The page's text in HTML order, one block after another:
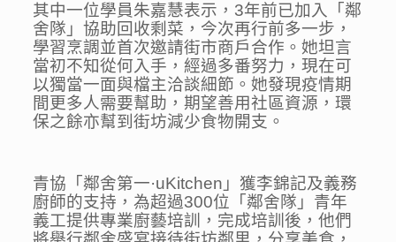
其中一位學員朱嘉慧表示，3年前已加入「鄰
舍隊」協助回收剩菜，今次再行前多一步，
學習烹調並首次邀請街市商戶合作。她坦言
當初不知從何入手，經過多番努力，現在可
以獨當一面與檔主洽談細節。她發現疫情期
間更多人需要幫助，期望善用社區資源，環
保之餘亦幫到街坊減少食物開支。
青協「鄰舍第一·uKitchen」獲李錦記及義務
廚師的支持，為超過300位「鄰舍隊」青年
義工提供專業廚藝培訓，完成培訓後，他們